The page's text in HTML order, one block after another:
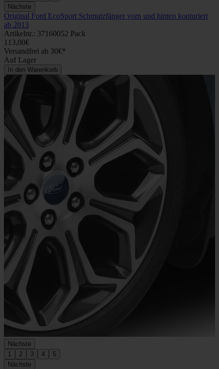
Nächste
Original Ford EcoSport Schmutzfänger vorn und hinten konturiert
ab 2013
Artikelnr.: 37160052 Pack
113,00€
Versandfrei ab 30€*
Auf Lager
In den Warenkorb
Nächste
1
2 3 4
5
Nächste